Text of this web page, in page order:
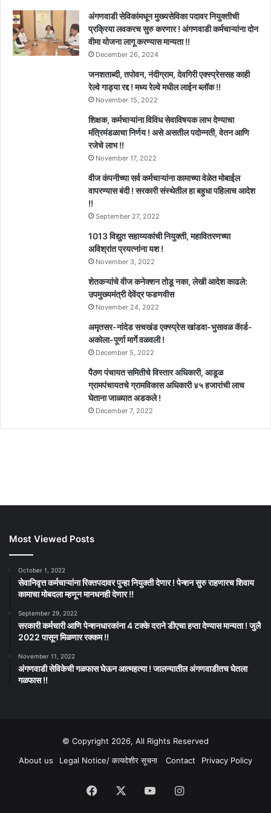
अंगणवाडी सेविकांमधून मुख्यसेविका पदावर नियुक्तीची
प्रक्रिया लवकरच सुरु करणार ! अंगणवाडी कर्मचाऱ्यांना दोन
वीमा योजना लागू करण्यास मान्यता !!
December 26, 2024
जनशताब्दी, तपोवन, नंदीग्राम, देवगिरी एक्स्प्रेससह काही
रेल्वे गाड्या रद्द ! मध्य रेल्वे मधील लाईन ब्लॉक !!
November 15, 2022
शिक्षक, कर्मचाऱ्यांना विविध सेवाविषयक लाभ देण्याचा
मंत्रिमंडळाचा निर्णय ! असे असतील पदोन्नती, वेतन आणि
रजेचे लाभ !!
November 17, 2022
वीज कंपनीच्या सर्व कर्मचाऱ्यांना कामाच्या वेळेत मोबाईल
वापरण्यास बंदी ! सरकारी संस्थेतील हा बहुधा पहिलाच आदेश
!!
September 27, 2022
1013 विद्युत सहाय्यकांची नियुक्ती, महावितरणच्या
अविश्रांत प्रयत्नांना यश !
November 3, 2022
शेतकऱ्यांचे वीज कनेक्शन तोडू नका, लेखी आदेश काढले:
उपमुख्यमंत्री देवेंद्र फडणवीस
November 24, 2022
अमृतसर-नांदेड सचखंड एक्स्प्रेस खांडवा-भुसावळ कॅार्ड-
अकोला-पूर्णा मार्गे वळवली !
December 5, 2022
पैठण पंचायत समितीचे विस्तार अधिकारी, आडूळ
ग्रामपंचायतचे ग्रामविकास अधिकारी ४५ हजारांची लाच
घेताना जाळ्यात अडकले !
December 7, 2022
Most Viewed Posts
October 1, 2022
सेवानिवृत्त कर्मचाऱ्यांना रिक्तपदावर पुन्हा नियुक्ती देणार ! पेन्शन सुरु राहणारच शिवाय
कामाचा मोबदला म्हणून मानधनही देणार !!
September 29, 2022
सरकारी कर्मचारी आणि पेन्शनधारकांना 4 टक्के दराने डीएचा हप्ता देण्यास मान्यता ! जुलै
2022 पासून मिळणार रक्कम !!
November 11, 2022
अंगणवाडी सेविकेची गळफास घेऊन आत्महत्या ! जालन्यातील अंगणवाडीतच घेतला
गळफास !!
© Copyright 2026, All Rights Reserved
About us
Legal Notice/ कायदेशीर सूचना Contact Privacy Policy
Facebook YouTubeInstagram